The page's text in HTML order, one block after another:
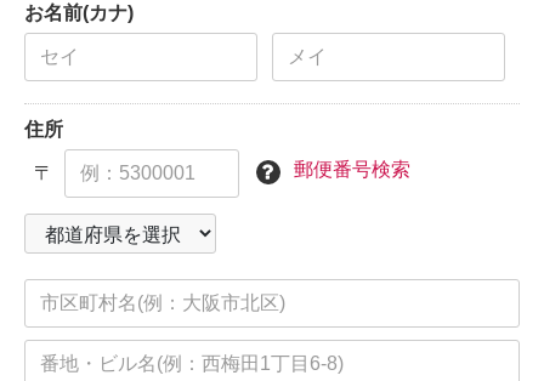
お名前(カナ)
住所
〒 郵便番号検索